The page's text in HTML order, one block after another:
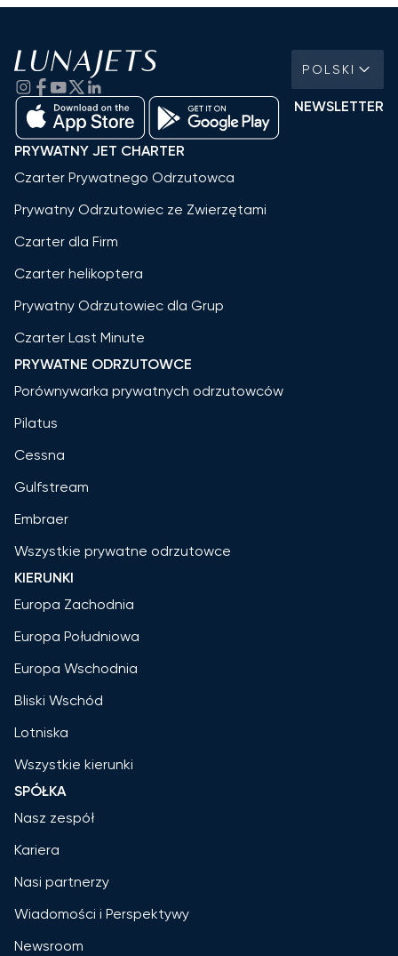
POLSKI
NEWSLETTER
PRYWATNY JET CHARTER
Czarter Prywatnego Odrzutowca
Prywatny Odrzutowiec ze Zwierzętami
Czarter dla Firm
Czarter helikoptera
Prywatny Odrzutowiec dla Grup
Czarter Last Minute
PRYWATNE ODRZUTOWCE
Porównywarka prywatnych odrzutowców
Pilatus
Cessna
Gulfstream
Embraer
Wszystkie prywatne odrzutowce
KIERUNKI
Europa Zachodnia
Europa Południowa
Europa Wschodnia
Bliski Wschód
Lotniska
Wszystkie kierunki
SPÓŁKA
Nasz zespół
Kariera
Nasi partnerzy
Wiadomości i Perspektywy
Newsroom